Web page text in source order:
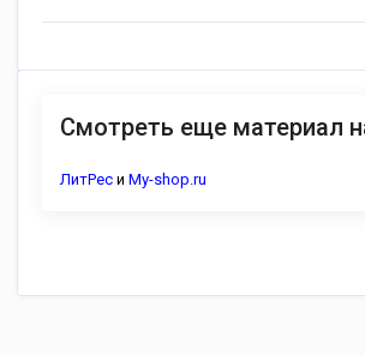
Смотреть еще материал
ЛитРес и My-shop.ru